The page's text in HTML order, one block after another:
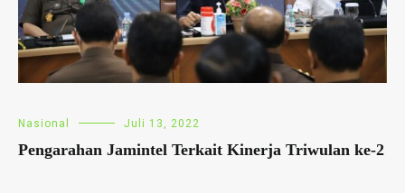
Nasional Juli 13, 2022
Pengarahan Jamintel Terkait Kinerja Triwulan ke-2